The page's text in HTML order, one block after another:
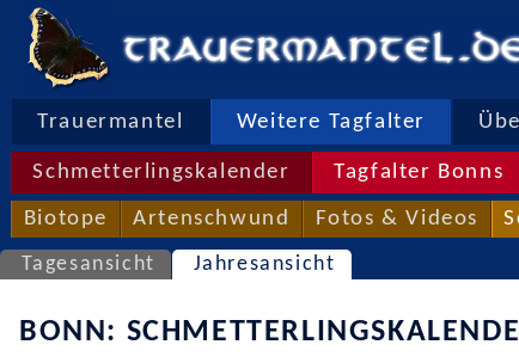
Trauermantel Weitere Tagfalter
Schmetterlingskalender Tagfalter Bonns
Biotope Artenschwund Fotos & Videos
Tagesansicht Jahresansicht
BONN: